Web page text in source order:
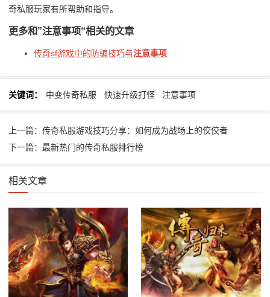
奇私服玩家有所帮助和指导。
更多和”注意事项“相关的文章
传奇sf游戏中的防骗技巧与注意事项
关键词： 中变传奇私服 快速升级打怪 注意事项
上一篇：传奇私服游戏技巧分享：如何成为战场上的佼佼者
下一篇：最新热门的传奇私服排行榜
相关文章